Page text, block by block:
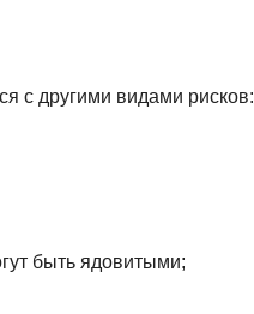
с другими видами рисков:
быть ядовитыми;